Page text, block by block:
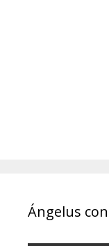
Ángelus con